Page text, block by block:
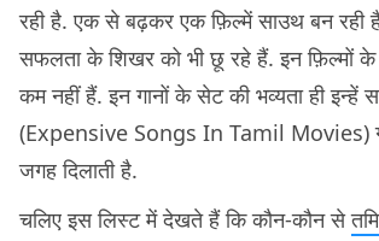
रही है. एक से बढ़कर एक फ़िल्में साउथ बन रही
सफलता के शिखर को भी छू रहे हैं. इन फ़िल्मों के
कम नहीं हैं. इन गानों के सेट की भव्यता ही इन्हें
(Expensive Songs In Tamil Movies)
जगह दिलाती है.
चलिए इस लिस्ट में देखते हैं कि कौन-कौन से